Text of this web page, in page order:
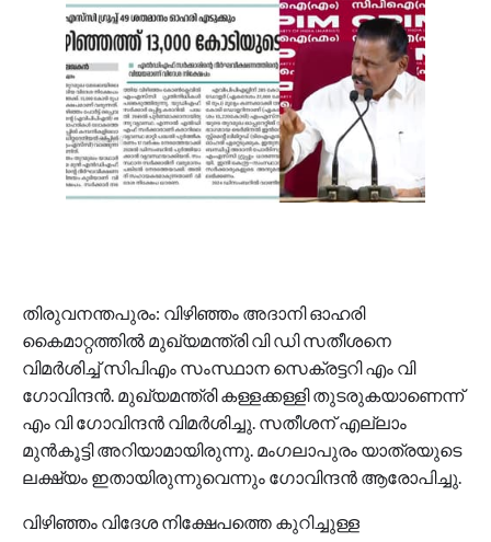
തിരുവനന്തപുരം: വിഴിഞ്ഞം അദാനി ഓഹരി
കൈമാറ്റത്തില്‍ മുഖ്യമന്ത്രി വി ഡി സതീശനെ
വിമര്‍ശിച്ച് സിപിഎം സംസ്ഥാന സെക്രട്ടറി എം വി
ഗോവിന്ദൻ. മുഖ്യമന്ത്രി കള്ളക്കള്ളി തുടരുകയാണെന്ന്
എം വി ഗോവിന്ദൻ വിമര്‍ശിച്ചു. സതീശന് എല്ലാം
മുന്‍കൂട്ടി അറിയാമായിരുന്നു. മംഗലാപുരം യാത്രയുടെ
ലക്ഷ്യം ഇതായിരുന്നുവെന്നും ഗോവിന്ദന്‍ ആരോപിച്ചു.
വിഴിഞ്ഞം വിദേശ നിക്ഷേപത്തെ കുറിച്ചുള്ള